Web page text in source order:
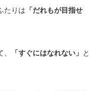
たりは 「だれもが目指せ
「すぐにはなれない」 と